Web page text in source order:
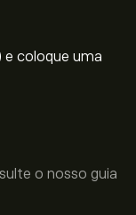
e coloque uma
o nosso guia